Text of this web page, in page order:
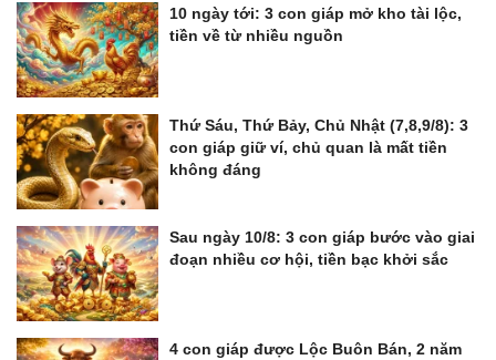
10 ngày tới: 3 con giáp mở kho tài lộc,
tiền về từ nhiều nguồn
Thứ Sáu, Thứ Bảy, Chủ Nhật (7,8,9/8): 3
con giáp giữ ví, chủ quan là mất tiền
không đáng
Sau ngày 10/8: 3 con giáp bước vào giai
đoạn nhiều cơ hội, tiền bạc khởi sắc
4 con giáp được Lộc Buôn Bán, 2 năm